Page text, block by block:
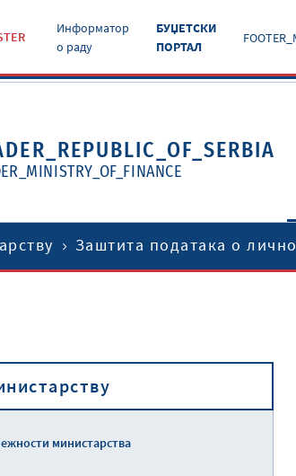
Информатор
о раду
БУЏЕТСКИ
ПОРТАЛ
Заштита података о
министарства